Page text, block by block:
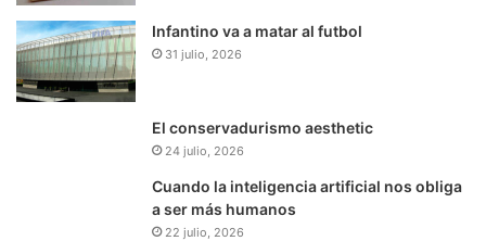
Infantino va a matar al futbol
31 julio, 2026
El conservadurismo aesthetic
24 julio, 2026
Cuando la inteligencia artificial nos obliga
a ser más humanos
22 julio, 2026